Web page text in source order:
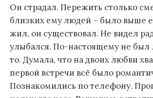
Он страдал. Пережить столько
близких ему людей – было выше
жил, он существовал. Не видел
улыбался. По-настоящему не
то. Думала, что на двоих любви
первой встречи всё было
Познакомились по телефону.